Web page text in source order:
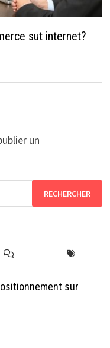
sut internet?
un
sur